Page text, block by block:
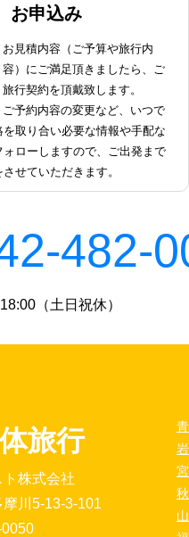
お申込み
お見積内容（ご予算や旅行内
容）にご満足頂きましたら、ご
旅行契約を頂戴致します。
ご予約内容の変更など、いつで
を取り合い必要な情報や手配な
ォローしますので、ご出発まで
せていただきます。
482-
（土日祝休）
旅行
株式会社
川5-13-3-101